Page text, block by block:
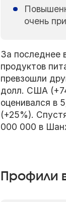
очень
За последнее
продуктов
превзошли
долл. США
оценивался в
(+25%).
000 000 в
Профили